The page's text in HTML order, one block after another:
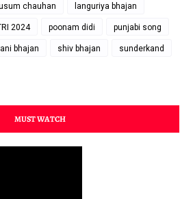
chauhan languriya bhajan
2024 poonam didi punjabi song
bhajan shiv bhajan sunderkand
MUST WATCH